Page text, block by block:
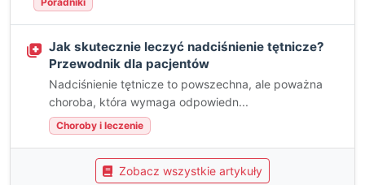
Jak skutecznie leczyć nadciśnienie tętnicze?
Przewodnik dla pacjentów
Nadciśnienie tętnicze to powszechna, ale poważna
choroba, która wymaga odpowiedn...
Choroby i leczenie
Zobacz wszystkie artykuły